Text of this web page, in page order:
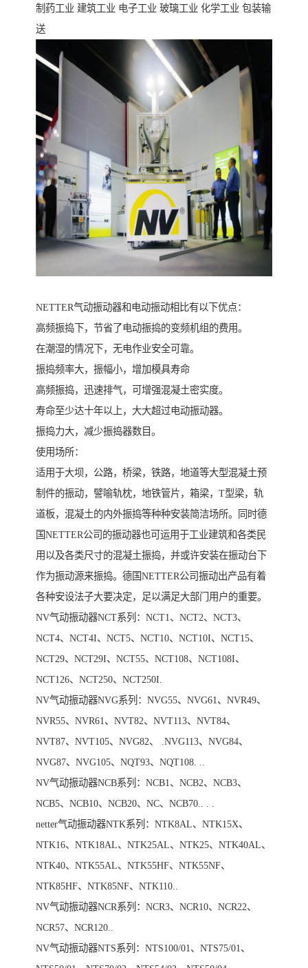
制药工业 建筑工业 电子工业 玻璃工业 化学工业 包装输
送
NETTER气动振动器和电动振动相比有以下优点：
高频振捣下，节省了电动振捣的变频机组的费用。
在潮湿的情况下，无电作业安全可靠。
振捣频率大，振幅小，增加模具寿命
高频振捣，迅速排气，可增强混凝土密实度。
寿命至少达十年以上，大大超过电动振动器。
振捣力大，减少振捣器数目。
使用场所：
适用于大坝，公路，桥梁，铁路，地道等大型混凝土预
制件的振动，譬喻轨枕，地铁管片，箱梁，T型梁，轨
道板，混凝土的内外振捣等种种安装简洁场所。同时德
国NETTER公司的振动器也可运用于工业建筑和各类民
用以及各类尺寸的混凝土振捣，并或许安装在振动台下
作为振动源来振捣。德国NETTER公司振动出产品有着
各种安设法子大要决定，足以满足大部门用户的重要。
NV气动振动器NCT系列：NCT1、NCT2、NCT3、
NCT4、NCT4I、NCT5、NCT10、NCT10I、NCT15、
NCT29、NCT29I、NCT55、NCT108、NCT108I、
NCT126、NCT250、NCT250I.
NV气动振动器NVG系列：NVG55、NVG61、NVR49、
NVR55、NVR61、NVT82、NVT113、NVT84、
NVT87、NVT105、NVG82、 .NVG113、NVG84、
NVG87、NVG105、NQT93、NQT108. ..
NV气动振动器NCB系列：NCB1、NCB2、NCB3、
NCB5、NCB10、NCB20、NC、NCB70.. . .
netter气动振动器NTK系列：NTK8AL、NTK15X、
NTK16、NTK18AL、NTK25AL、NTK25、NTK40AL、
NTK40、NTK55AL、NTK55HF、NTK55NF、
NTK85HF、NTK85NF、NTK110..
NV气动振动器NCR系列：NCR3、NCR10、NCR22、
NCR57、NCR120..
NV气动振动器NTS系列：NTS100/01、NTS75/01、